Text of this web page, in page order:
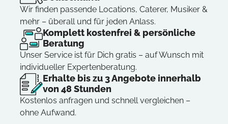
Wir finden passende Locations, Caterer, Musiker &
mehr – überall und für jeden Anlass.
Komplett kostenfrei & persönliche
Beratung
Unser Service ist für Dich gratis – auf Wunsch mit
individueller Expertenberatung.
Erhalte bis zu 3 Angebote innerhalb
von 48 Stunden
Kostenlos anfragen und schnell vergleichen –
ohne Aufwand.